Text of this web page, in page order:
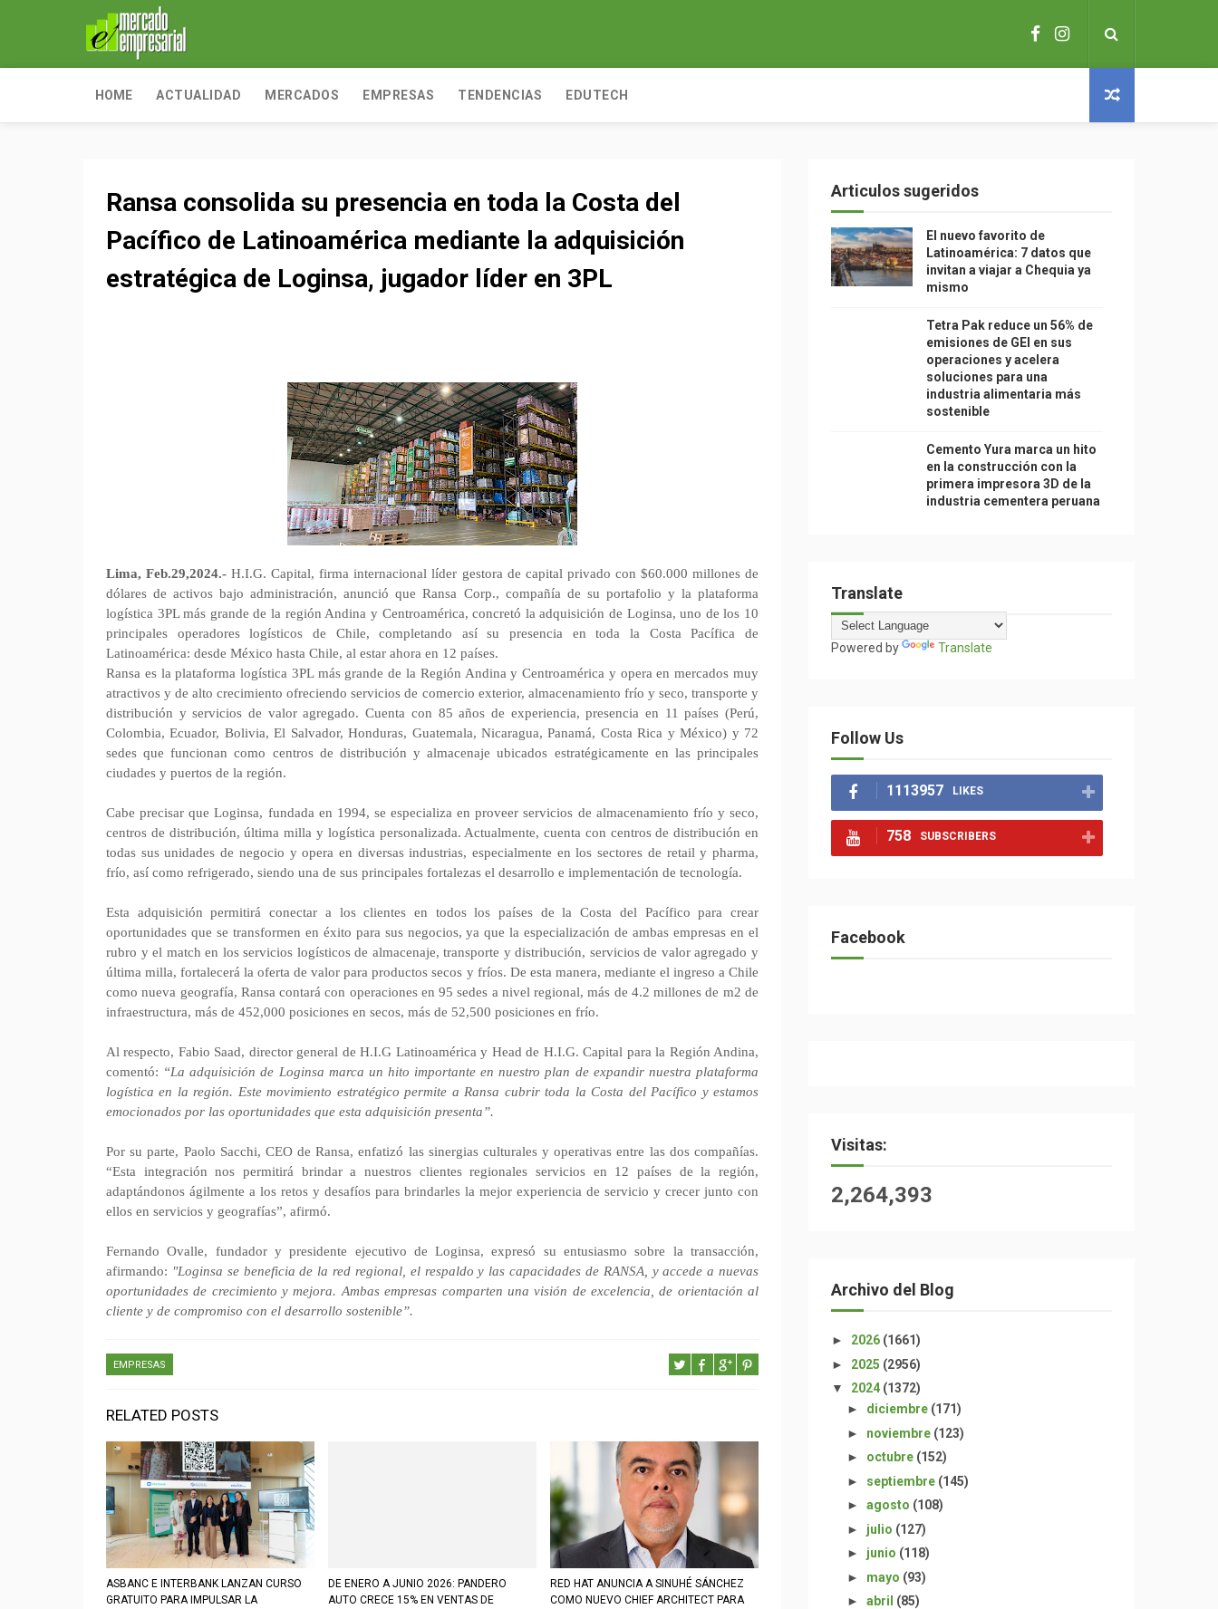
HOME ACTUALIDAD MERCADOS EMPRESAS TENDENCIAS EDUTECH
Ransa consolida su presencia en toda la Costa del
Pacífico de Latinoamérica mediante la adquisición
estratégica de Loginsa, jugador líder en 3PL
Lima, Feb.29,2024.- H.I.G. Capital, firma internacional líder gestora de capital privado con $60.000 millones de
dólares de activos bajo administración, anunció que Ransa Corp., compañía de su portafolio y la plataforma
logística 3PL más grande de la región Andina y Centroamérica, concretó la adquisición de Loginsa, uno de los 10
principales operadores logísticos de Chile, completando así su presencia en toda la Costa Pacífica de
Latinoamérica: desde México hasta Chile, al estar ahora en 12 países.
Ransa es la plataforma logística 3PL más grande de la Región Andina y Centroamérica y opera en mercados muy
atractivos y de alto crecimiento ofreciendo servicios de comercio exterior, almacenamiento frío y seco, transporte y
distribución y servicios de valor agregado. Cuenta con 85 años de experiencia, presencia en 11 países (Perú,
Colombia, Ecuador, Bolivia, El Salvador, Honduras, Guatemala, Nicaragua, Panamá, Costa Rica y México) y 72
sedes que funcionan como centros de distribución y almacenaje ubicados estratégicamente en las principales
ciudades y puertos de la región.
Cabe precisar que Loginsa, fundada en 1994, se especializa en proveer servicios de almacenamiento frío y seco,
centros de distribución, última milla y logística personalizada. Actualmente, cuenta con centros de distribución en
todas sus unidades de negocio y opera en diversas industrias, especialmente en los sectores de retail y pharma,
frío, así como refrigerado, siendo una de sus principales fortalezas el desarrollo e implementación de tecnología.
Esta adquisición permitirá conectar a los clientes en todos los países de la Costa del Pacífico para crear
oportunidades que se transformen en éxito para sus negocios, ya que la especialización de ambas empresas en el
rubro y el match en los servicios logísticos de almacenaje, transporte y distribución, servicios de valor agregado y
última milla, fortalecerá la oferta de valor para productos secos y fríos. De esta manera, mediante el ingreso a Chile
como nueva geografía, Ransa contará con operaciones en 95 sedes a nivel regional, más de 4.2 millones de m2 de
infraestructura, más de 452,000 posiciones en secos, más de 52,500 posiciones en frío.
Al respecto, Fabio Saad, director general de H.I.G Latinoamérica y Head de H.I.G. Capital para la Región Andina,
comentó: “La adquisición de Loginsa marca un hito importante en nuestro plan de expandir nuestra plataforma
logística en la región. Este movimiento estratégico permite a Ransa cubrir toda la Costa del Pacífico y estamos
emocionados por las oportunidades que esta adquisición presenta”.
Por su parte, Paolo Sacchi, CEO de Ransa, enfatizó las sinergias culturales y operativas entre las dos compañías.
“Esta integración nos permitirá brindar a nuestros clientes regionales servicios en 12 países de la región,
adaptándonos ágilmente a los retos y desafíos para brindarles la mejor experiencia de servicio y crecer junto con
ellos en servicios y geografías”, afirmó.
Fernando Ovalle, fundador y presidente ejecutivo de Loginsa, expresó su entusiasmo sobre la transacción,
afirmando: "Loginsa se beneficia de la red regional, el respaldo y las capacidades de RANSA, y accede a nuevas
oportunidades de crecimiento y mejora. Ambas empresas comparten una visión de excelencia, de orientación al
cliente y de compromiso con el desarrollo sostenible”.
EMPRESAS
RELATED POSTS
ASBANC E INTERBANK LANZAN CURSO
GRATUITO PARA IMPULSAR LA
DE ENERO A JUNIO 2026: PANDERO
AUTO CRECE 15% EN VENTAS DE
RED HAT ANUNCIA A SINUHÉ SÁNCHEZ
COMO NUEVO CHIEF ARCHITECT PARA
Articulos sugeridos
El nuevo favorito de
Latinoamérica: 7 datos que
invitan a viajar a Chequia ya
mismo
Tetra Pak reduce un 56% de
emisiones de GEI en sus
operaciones y acelera
soluciones para una
industria alimentaria más
sostenible
Cemento Yura marca un hito
en la construcción con la
primera impresora 3D de la
industria cementera peruana
Translate
Powered by Translate
Follow Us
1113957 LIKES
758 SUBSCRIBERS
Facebook
Visitas:
2,264,393
Archivo del Blog
► 2026 (1661)
► 2025 (2956)
▼ 2024 (1372)
► diciembre (171)
► noviembre (123)
► octubre (152)
► septiembre (145)
► agosto (108)
► julio (127)
► junio (118)
► mayo (93)
► abril (85)